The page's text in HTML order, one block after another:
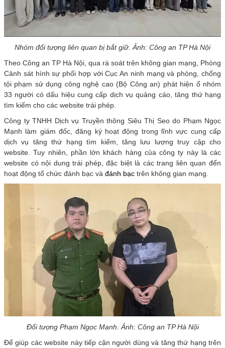
Nhóm đối tượng liên quan bị bắt giữ. Ảnh: Công an TP Hà Nội
Theo Công an TP Hà Nội, qua rà soát trên không gian mạng, Phòng
Cảnh sát hình sự phối hợp với Cục An ninh mạng và phòng, chống
tội phạm sử dụng công nghệ cao (Bộ Công an) phát hiện ổ nhóm
33 người có dấu hiệu cung cấp dịch vụ quảng cáo, tăng thứ hạng
tìm kiếm cho các website trái phép.
Công ty TNHH Dịch vụ Truyền thông Siêu Thị Seo do Phạm Ngọc
Mạnh làm giám đốc, đăng ký hoạt động trong lĩnh vực cung cấp
dịch vụ tăng thứ hạng tìm kiếm, tăng lưu lượng truy cập cho
website. Tuy nhiên, phần lớn khách hàng của công ty này là các
website có nội dung trái phép, đặc biệt là các trang liên quan đến
hoạt động tổ chức đánh bạc và đánh bạc trên không gian mạng.
Đối tượng Phạm Ngọc Mạnh. Ảnh: Công an TP Hà Nội
Để giúp các website này tiếp cận người dùng và tăng thứ hạng trên